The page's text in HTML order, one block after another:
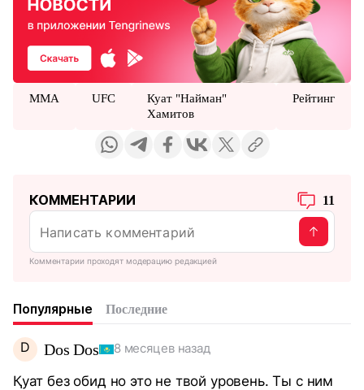
MMA UFC
Куат "Найман"
Хамитов
Рейтинг
КОММЕНТАРИИ 11
Комментарии проходят модерацию редакцией
Популярные Последние
D Dos Dos 8 месяцев назад
Қуат без обид но это не твой уровень. Ты с ним